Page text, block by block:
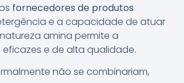
fornecedores de produtos
e a capacidade de atuar
amina permite a
e de alta qualidade.
não se combinariam,